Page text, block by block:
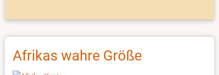
Afrikas wahre Größe